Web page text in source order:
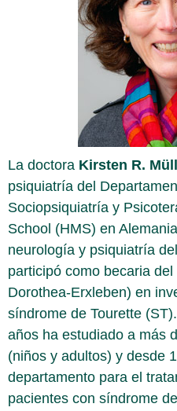
La doctora Kirsten R.
psiquiatría del
Sociopsiquiatría y
School (HMS) en
neurología y psiquiatría
participó como becaria
Dorothea-Erxleben) en
síndrome de Tourette
años ha estudiado a más
(niños y adultos) y desde
departamento para el
pacientes con síndrome